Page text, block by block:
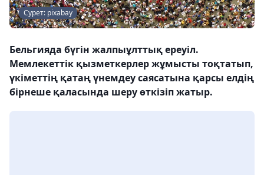
Сурет: pixabay
Бельгияда бүгін жалпыұлттық ереуіл.
Мемлекеттік қызметкерлер жұмысты тоқтатып,
үкіметтің қатаң үнемдеу саясатына қарсы елдің
бірнеше қаласында шеру өткізіп жатыр.